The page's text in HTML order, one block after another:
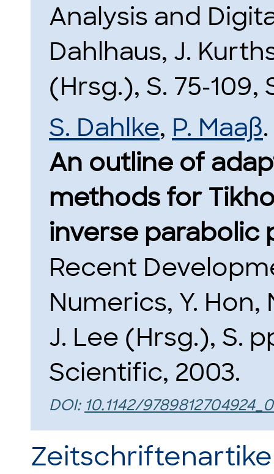
Analysis and
Dahlhaus, J.
(Hrsg.), S. 75-
S. Dahlke, P. Maaß.
An outline of
methods for
inverse parabolic
Recent
Numerics, Y. Hon,
J. Lee (Hrsg.), S.
Scientific, 2003.
DOI: 10.1142/